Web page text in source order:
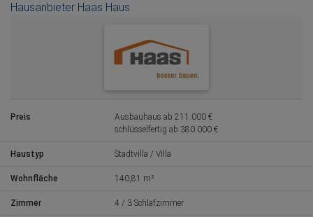
Hausanbieter Haas Haus
Preis
Ausbauhaus ab 211.000 €
schlüsselfertig ab 380.000 €
Haustyp Stadtvilla / Villa
Wohnfläche 140,81 m²
Zimmer 4 / 3 Schlafzimmer